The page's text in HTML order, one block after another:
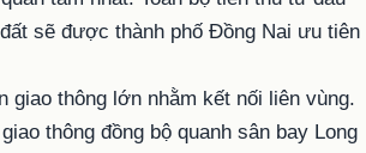
sẽ được thành phố Đồng Nai ưu tiên
giao thông lớn nhằm kết nối liên vùng.
thông đồng bộ quanh sân bay Long